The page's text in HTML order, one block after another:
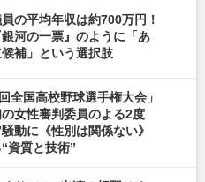
の平均年収は約700万円！
銀河の一票』のように「あ
補」という選択肢
全国高校野球選手権大会」
女性審判委員のよる2度
動に《性別は関係ない》
資質と技術”